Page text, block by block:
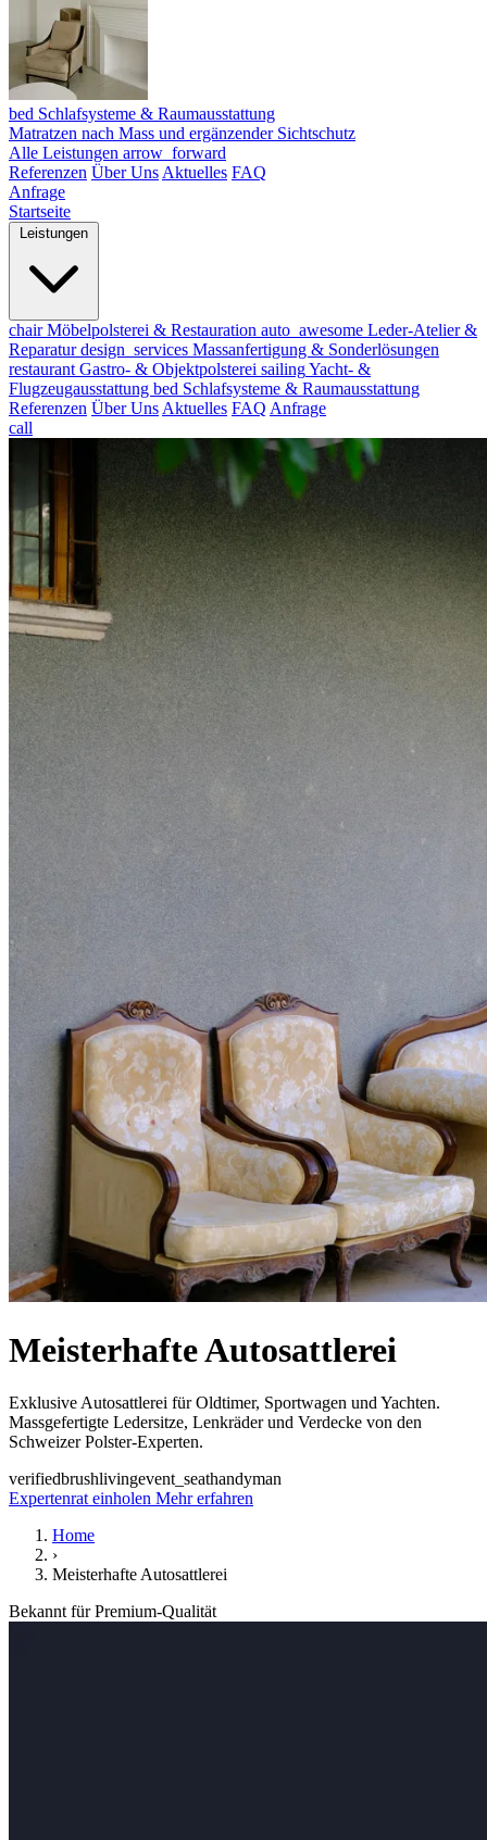
bed Schlafsysteme & Raumausstattung
Matratzen nach Mass und ergänzender Sichtschutz
Alle Leistungen arrow_forward
Referenzen Über Uns Aktuelles FAQ
Anfrage
Startseite
chairMöbelpolsterei & Restauration auto_awesome Leder-Atelier &
Reparaturdesign_services Massanfertigung & Sonderlösungen
restaurant Gastro- & Objektpolsterei sailingYacht- &
Flugzeugausstattung bed Schlafsysteme & Raumausstattung
Referenzen Über Uns Aktuelles FAQ Anfrage
call
Meisterhafte Autosattlerei
Exklusive Autosattlerei für Oldtimer, Sportwagen und Yachten.
Massgefertigte Ledersitze, Lenkräder und Verdecke von den
Schweizer Polster-Experten.
verifiedbrushlivingevent_seathandyman
Expertenrat einholen Mehr erfahren
Home
›
Meisterhafte Autosattlerei
Bekannt für Premium-Qualität